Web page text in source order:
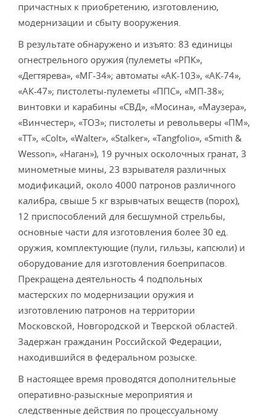
причастных к приобретению, изготовлению,
модернизации и сбыту вооружения.
В результате обнаружено и изъято: 83 единицы
огнестрельного оружия (пулеметы «РПК»,
«Дегтярева», «МГ-34»; автоматы «АК-103», «АК-74»,
«АК-47»; пистолеты-пулеметы «ППС», «МП-38»;
винтовки и карабины «СВД», «Мосина», «Маузера»,
«Винчестер», «ТОЗ»; пистолеты и револьверы «ПМ»,
«ТТ», «Colt», «Walter», «Stalker», «Tangfolio», «Smith &
Wesson», «Наган»), 19 ручных осколочных гранат, 3
минометные мины, 23 взрывателя различных
модификаций, около 4000 патронов различного
калибра, свыше 5 кг взрывчатых веществ (порох),
12 приспособлений для бесшумной стрельбы,
основные части для изготовления более 30 ед.
оружия, комплектующие (пули, гильзы, капсюли) и
оборудование для изготовления боеприпасов.
Прекращена деятельность 4 подпольных
мастерских по модернизации оружия и
изготовлению патронов на территории
Московской, Новгородской и Тверской областей.
Задержан гражданин Российской Федерации,
находившийся в федеральном розыске.
В настоящее время проводятся дополнительные
оперативно-разыскные мероприятия и
следственные действия по процессуальному